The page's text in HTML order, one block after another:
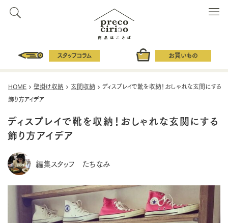
スタッフコラム お買いもの
HOME 壁掛け収納 玄関収納
ディスプレイで靴を収納！おしゃれな玄関にする
飾り方アイデア
ディスプレイで靴を収納！おしゃれな玄関にする
飾り方アイデア
編集スタッフ たちなみ